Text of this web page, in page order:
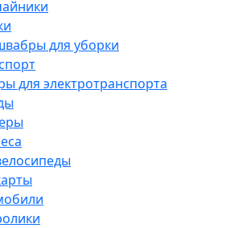
для уборки
для электротранспорта